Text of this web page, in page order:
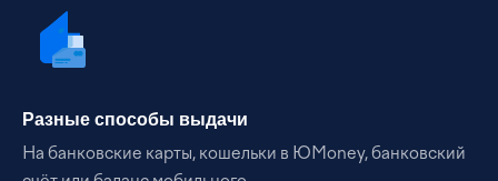
Разные способы выдачи
На банковские карты, кошельки в ЮMoney, банковский